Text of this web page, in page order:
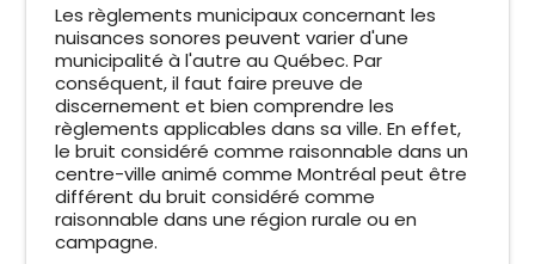
Les règlements municipaux concernant les
nuisances sonores peuvent varier d'une
municipalité à l'autre au Québec. Par
conséquent, il faut faire preuve de
discernement et bien comprendre les
règlements applicables dans sa ville. En effet,
le bruit considéré comme raisonnable dans un
centre-ville animé comme Montréal peut être
différent du bruit considéré comme
raisonnable dans une région rurale ou en
campagne.